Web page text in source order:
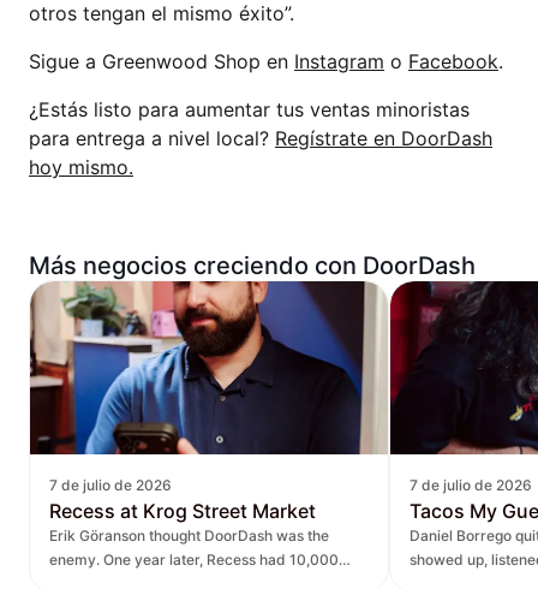
otros tengan el mismo éxito”.
Sigue a Greenwood Shop en Instagram o Facebook.
¿Estás listo para aumentar tus ventas minoristas
para entrega a nivel local? Regístrate en DoorDash
hoy mismo.
Más negocios creciendo con DoorDash
7 de julio de 2026
Recess at Krog Street Market
Erik Göranson thought DoorDash was the
enemy. One year later, Recess had 10,000
7 de julio de 2026
Tacos My
Daniel Borrego
showed up,